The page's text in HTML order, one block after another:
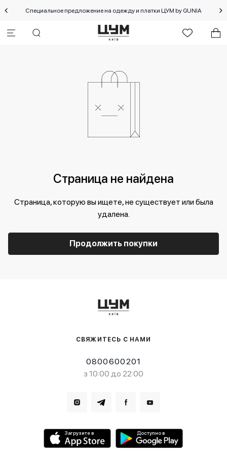
Специальное предложение на одежду и платки ЦУМ by GUNIA
Страница не найдена
Страница, которую вы ищете, не существует или была
удалена.
Продолжить покупки
СВЯЖИТЕСЬ С НАМИ
0800600201
з 10:00 до 22:00
Загрузите в Доступно в